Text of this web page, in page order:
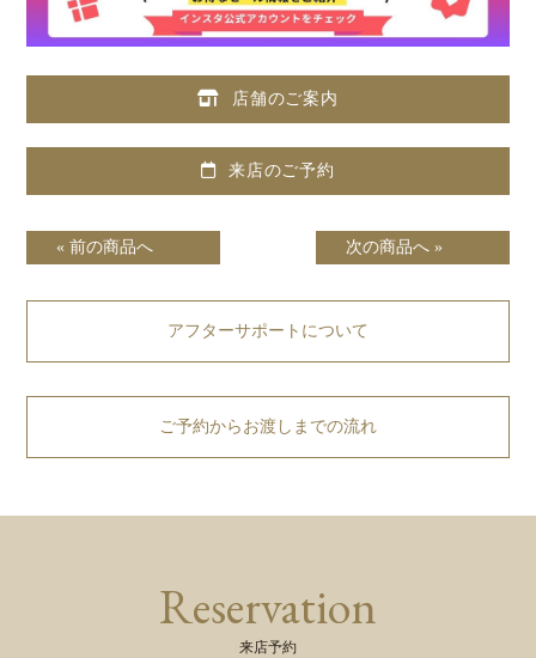
店舗のご案内
来店のご予約
« 前の商品へ 次の商品へ »
アフターサポートについて
ご予約からお渡しまでの流れ
Reservation
来店予約